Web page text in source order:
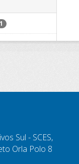
1
Sul - SCES,
Orla Polo 8